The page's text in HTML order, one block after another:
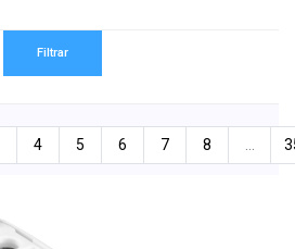
Filtrar
4 5 6 7 8